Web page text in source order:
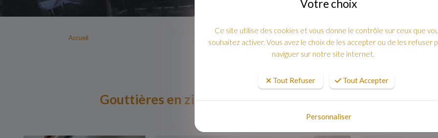
Accueil
Gouttières en zinc à Toulon : une finition esthétique et
Votre choix
Ce site utilise des cookies et vous donne le contrôle sur ceux que
souhaitez activer. Vous avez le choix de les accepter ou de les refuser
naviguer sur notre site internet.
Tout Refuser Tout Accepter
Personnaliser